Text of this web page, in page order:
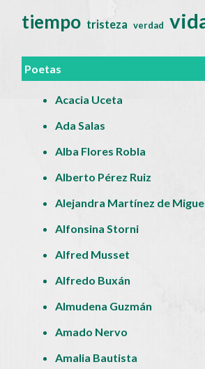
tiempo tristeza verdad
Poetas
Acacia Uceta
Ada Salas
Alba Flores Robla
Alberto Pérez Ruiz
Alejandra Martínez de
Alfonsina Storni
Alfred Musset
Alfredo Buxán
Almudena Guzmán
Amado Nervo
Amalia Bautista